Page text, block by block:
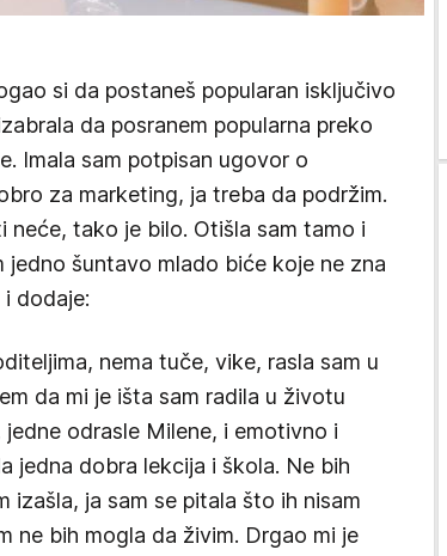
si da postaneš popularan isključivo
da posranem popularna preko
Imala sam potpisan ugovor o
za marketing, ja treba da podržim.
tako je bilo. Otišla sam tamo i
šuntavo mlado biće koje ne zna
dodaje:
nema tuče, vike, rasla sam u
da mi je išta sam radila u životu
odrasle Milene, i emotivno i
jedna dobra lekcija i škola. Ne bih
izašla, ja sam se pitala što ih nisam
ne bih mogla da živim. Drgao mi je